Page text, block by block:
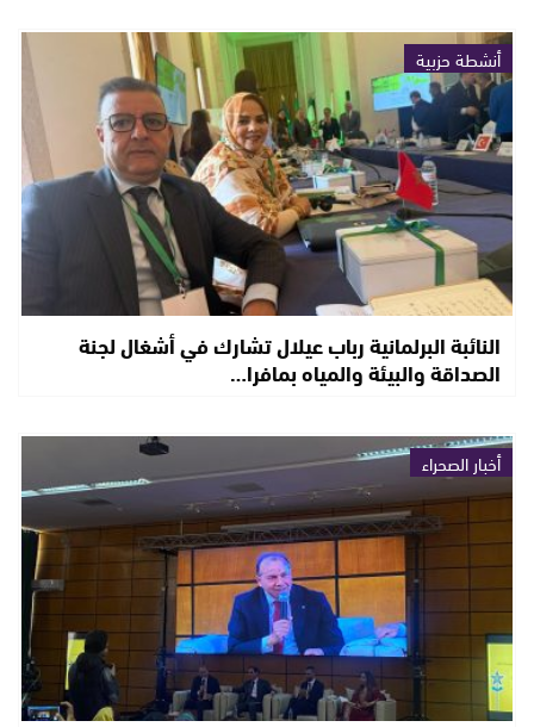
أنشطة حزبية
النائبة البرلمانية رباب عيلال تشارك في أشغال لجنة
الصداقة والبيئة والمياه بمافرا…
أخبار الصحراء